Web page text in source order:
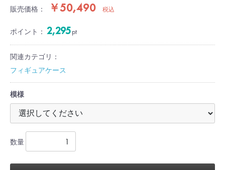
販売価格： ￥50,490 税込
ポイント： 2,295pt
関連カテゴリ：
フィギュアケース
模様
数量